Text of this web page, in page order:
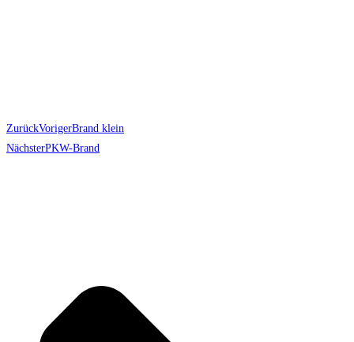
ZurückVorigerBrand klein
NächsterPKW-Brand